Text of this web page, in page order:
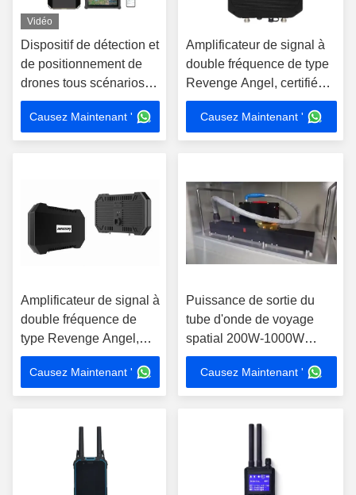
Vidéo
Dispositif de détection et
de positionnement de
drones tous scénarios
DR600-A avec une
portée de détection de
10 km, une plage de
alimentation par batterie
au lithium
Causez Maintenant '
Amplificateur de signal à
double fréquence de type
Revenge Angel, certifié
CE, capable d'améliorer
les signaux sans fil
Causez Maintenant '
Amplificateur de signal à
double fréquence de
type Revenge Angel,
certifié CE, capable
d'améliorer les signaux
sans fil
Causez Maintenant '
Puissance de sortie du
tube d'onde de voyage
spatial 200W-1000W
largeur de bande Ku
1GHz~10GHz
Causez Maintenant '